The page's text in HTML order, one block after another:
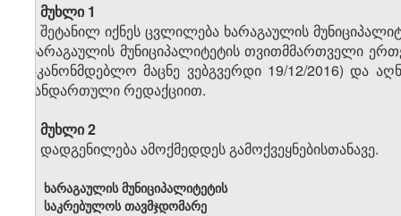
მუხლი 1
შეტანილ იქნეს ცვლილება ხარაგაულის
,,ხარაგაულის მუნიციპალიტეტის თვითმმართველი
საკანონმდებლო მაცნე ვებგვერდი 19/12/2016) და
თანდართული რედაქციით.
მუხლი 2
დადგენილება ამოქმედდეს გამოქვეყნებისთანავე.
ხარაგაულის მუნიციპალიტეტის
საკრებულოს თავმჯდომარე